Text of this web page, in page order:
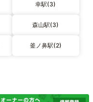
幸駅(3)
森山駅(3)
釜ノ鼻駅(2)